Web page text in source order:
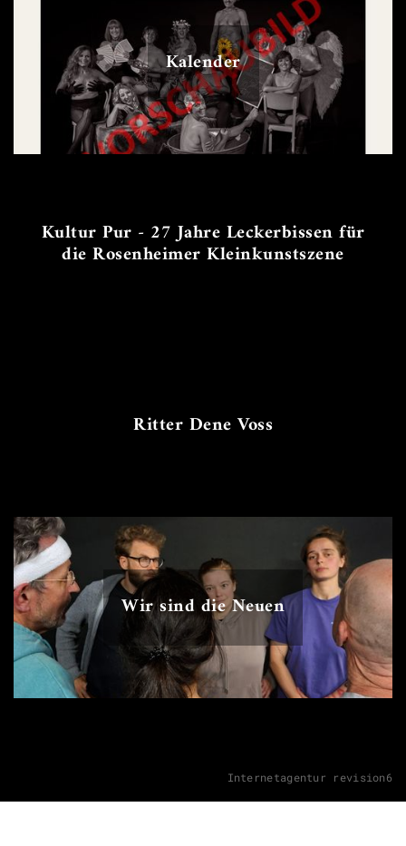
Kalender
Kultur Pur - 27 Jahre Leckerbissen für
die Rosenheimer Kleinkunstszene
Ritter Dene Voss
Wir sind die Neuen
Internetagentur revision6